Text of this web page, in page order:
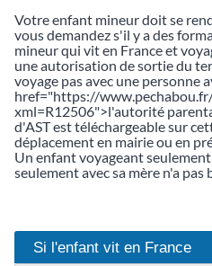
Votre enfant mineur doit se
vous demandez s'il y a des
mineur qui vit en France et
une autorisation de sortie du
voyage pas avec une personne
href="https://
xml=R12506">l'autorité
d'AST est téléchargeable sur
déplacement en mairie ou en
Un enfant voyageant
seulement avec sa mère n'a pas
Si l'enfant vit en France